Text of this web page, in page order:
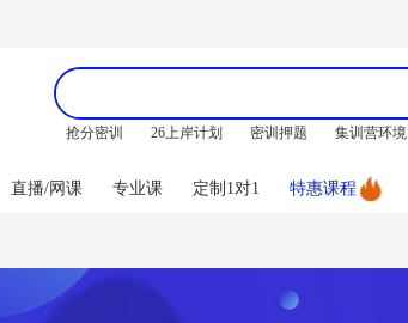
抢分密训 26上岸计划 密训押题 集训营环境
直播/网课 专业课 定制1对1 特惠课程